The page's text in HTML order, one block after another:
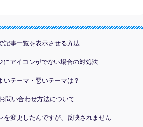
記事一覧を表示させる方法
アイコンがでない場合の対処法
テーマ・悪いテーマは？
問い合わせ方法について
を変更したんですが、反映されません